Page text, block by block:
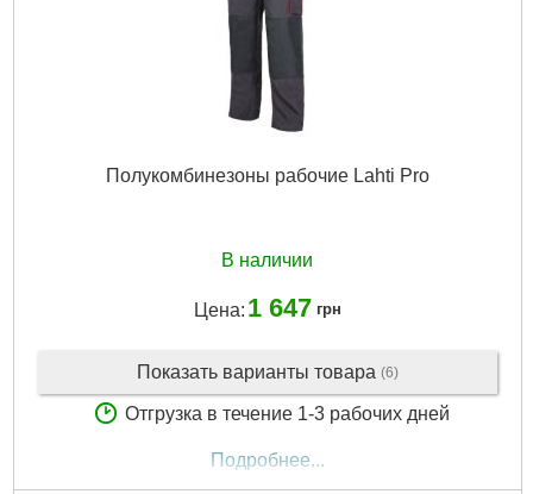
Полукомбинезоны рабочие Lahti Pro
В наличии
Цена: 1 647 грн
Показать варианты товара (6)
Отгрузка в течение 1-3 рабочих дней
Подробнее...